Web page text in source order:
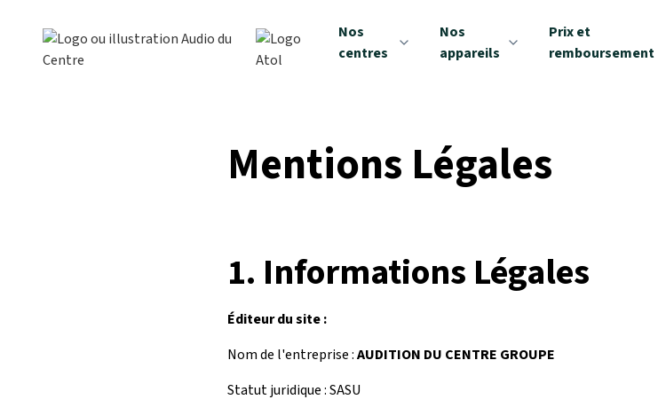
Nos
centres
Nos
appareils
Prix et
remboursement
Mentions Légales
1. Informations Légales
Éditeur du site :
Nom de l'entreprise :AUDITION DU CENTRE GROUPE
Statut juridique : SASU